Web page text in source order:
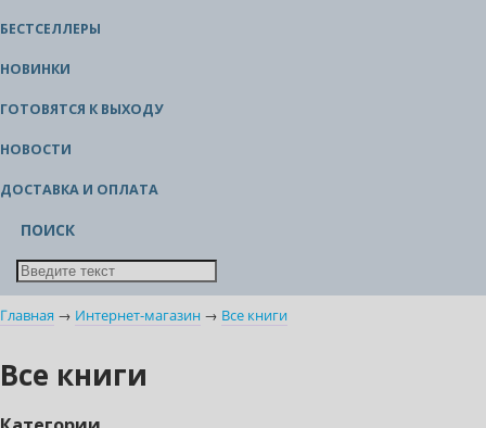
БЕСТСЕЛЛЕРЫ
НОВИНКИ
ГОТОВЯТСЯ К ВЫХОДУ
НОВОСТИ
ДОСТАВКА И ОПЛАТА
ПОИСК
Главная → Интернет-магазин → Все книги
Все книги